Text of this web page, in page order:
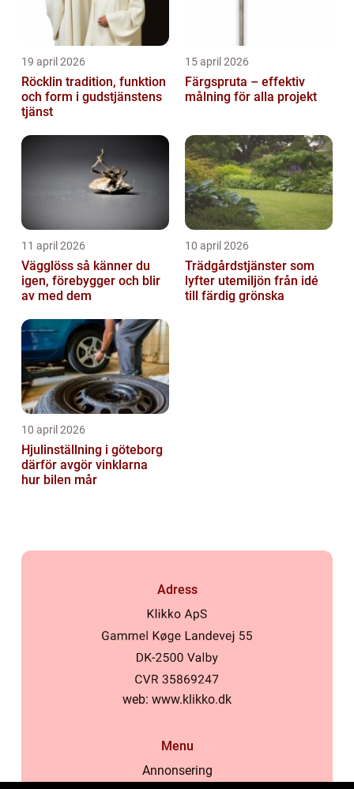
19 april 2026
Röcklin tradition, funktion
och form i gudstjänstens
tjänst
15 april 2026
Färgspruta – effektiv
målning för alla projekt
11 april 2026
Vägglöss så känner du
igen, förebygger och blir
av med dem
10 april 2026
Trädgårdstjänster som
lyfter utemiljön från idé
till färdig grönska
10 april 2026
Hjulinställning i göteborg
därför avgör vinklarna
hur bilen mår
Adress
web: www.klikko.dk
Menu
Annonsering